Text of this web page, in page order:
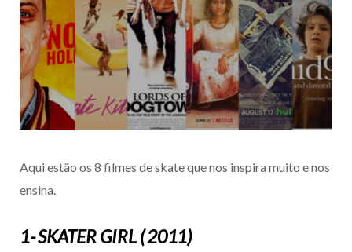
Aqui estão os 8 filmes de skate que nos inspira muito e nos
ensina.
1- SKATER GIRL ( 2011)